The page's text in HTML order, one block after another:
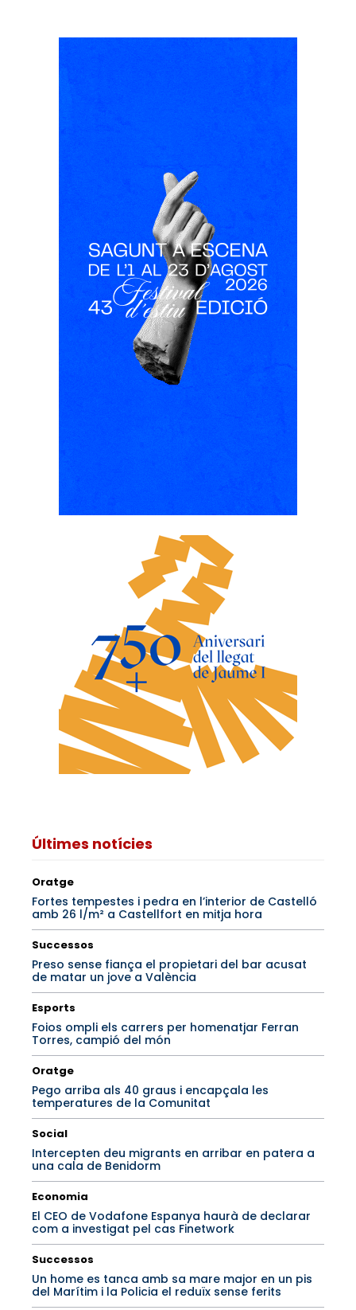
Últimes notícies
Oratge
Fortes tempestes i pedra en l’interior de Castelló
amb 26 l/m² a Castellfort en mitja hora
Successos
Preso sense fiança el propietari del bar acusat
de matar un jove a València
Esports
Foios ompli els carrers per homenatjar Ferran
Torres, campió del món
Oratge
Pego arriba als 40 graus i encapçala les
temperatures de la Comunitat
Social
Intercepten deu migrants en arribar en patera a
una cala de Benidorm
Economia
El CEO de Vodafone Espanya haurà de declarar
com a investigat pel cas Finetwork
Successos
Un home es tanca amb sa mare major en un pis
del Marítim i la Policia el reduïx sense ferits